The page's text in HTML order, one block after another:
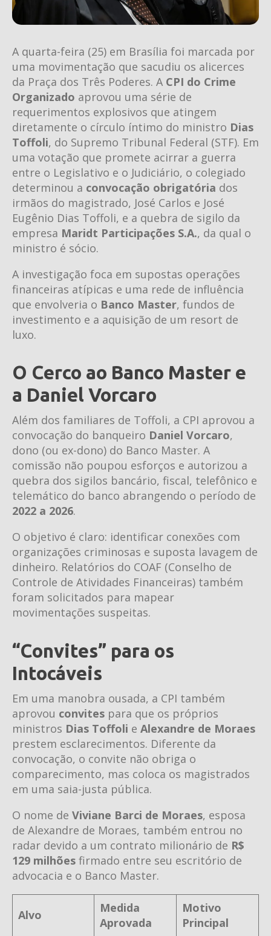
A quarta-feira (25) em Brasília foi marcada por
uma movimentação que sacudiu os alicerces
da Praça dos Três Poderes. A CPI do Crime
Organizado aprovou uma série de
requerimentos explosivos que atingem
diretamente o círculo íntimo do ministro Dias
Toffoli, do Supremo Tribunal Federal (STF). Em
uma votação que promete acirrar a guerra
entre o Legislativo e o Judiciário, o colegiado
determinou a convocação obrigatória dos
irmãos do magistrado, José Carlos e José
Eugênio Dias Toffoli, e a quebra de sigilo da
empresa Maridt Participações S.A., da qual o
ministro é sócio.
A investigação foca em supostas operações
financeiras atípicas e uma rede de influência
que envolveria o Banco Master, fundos de
investimento e a aquisição de um resort de
luxo.
O Cerco ao Banco Master e
a Daniel Vorcaro
Além dos familiares de Toffoli, a CPI aprovou a
convocação do banqueiro Daniel Vorcaro,
dono (ou ex-dono) do Banco Master. A
comissão não poupou esforços e autorizou a
quebra dos sigilos bancário, fiscal, telefônico e
telemático do banco abrangendo o período de
2022 a 2026.
O objetivo é claro: identificar conexões com
organizações criminosas e suposta lavagem de
dinheiro. Relatórios do COAF (Conselho de
Controle de Atividades Financeiras) também
foram solicitados para mapear
movimentações suspeitas.
“Convites” para os
Intocáveis
Em uma manobra ousada, a CPI também
aprovou convites para que os próprios
ministros Dias Toffoli e Alexandre de Moraes
prestem esclarecimentos. Diferente da
convocação, o convite não obriga o
comparecimento, mas coloca os magistrados
em uma saia-justa pública.
O nome de Viviane Barci de Moraes, esposa
de Alexandre de Moraes, também entrou no
radar devido a um contrato milionário de R$
129 milhões firmado entre seu escritório de
advocacia e o Banco Master.
Alvo
Medida
Aprovada
Motivo
Principal